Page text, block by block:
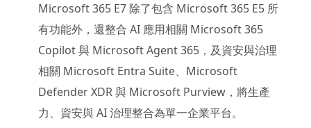
Microsoft 365 E7 除了包含 Microsoft 365 E5 所
有功能外，還整合 AI 應用相關 Microsoft 365
Copilot 與 Microsoft Agent 365，及資安與治理
相關 Microsoft Entra Suite、Microsoft
Defender XDR 與 Microsoft Purview，將生產
力、資安與 AI 治理整合為單一企業平台。